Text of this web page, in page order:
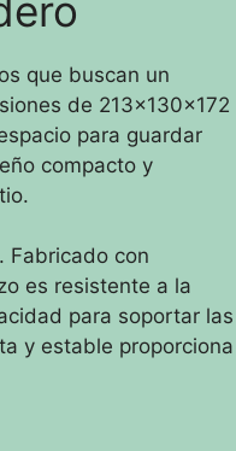
que buscan un
de 213x130x172
para guardar
compacto y
Fabricado con
es resistente a la
para soportar las
y estable proporciona